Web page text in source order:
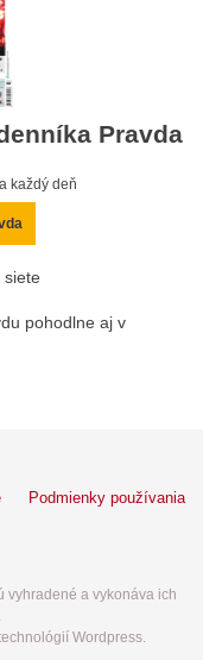
Pravda
každý deň
siete
pohodlne aj v
Podmienky používania
vyhradené a vykonáva ich
Wordpress.